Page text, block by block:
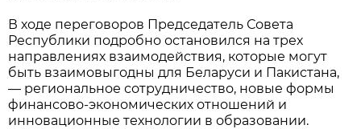
В ходе переговоров Председатель Совета
Республики подробно остановился на трех
направлениях взаимодействия, которые могут
быть взаимовыгодны для Беларуси и Пакистана,
— региональное сотрудничество, новые формы
финансово-экономических отношений и
инновационные технологии в образовании.